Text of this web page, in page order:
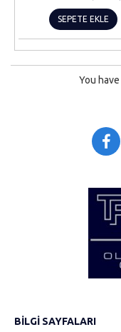
SEPETE EKLE
You
BILGI SAYFALARI